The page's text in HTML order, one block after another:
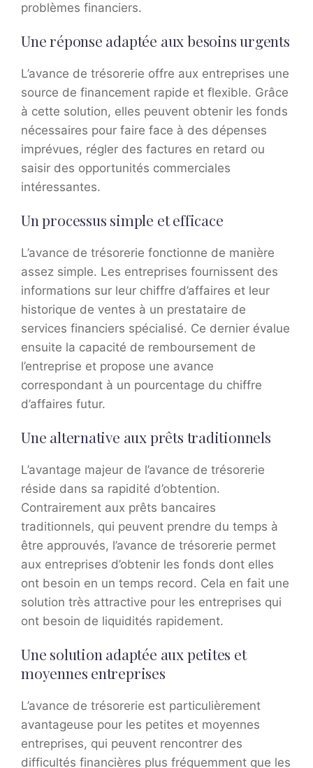
problèmes financiers.
Une réponse adaptée aux besoins urgents
L’avance de trésorerie offre aux entreprises une
source de financement rapide et flexible. Grâce
à cette solution, elles peuvent obtenir les fonds
nécessaires pour faire face à des dépenses
imprévues, régler des factures en retard ou
saisir des opportunités commerciales
intéressantes.
Un processus simple et efficace
L’avance de trésorerie fonctionne de manière
assez simple. Les entreprises fournissent des
informations sur leur chiffre d’affaires et leur
historique de ventes à un prestataire de
services financiers spécialisé. Ce dernier évalue
ensuite la capacité de remboursement de
l’entreprise et propose une avance
correspondant à un pourcentage du chiffre
d’affaires futur.
Une alternative aux prêts traditionnels
L’avantage majeur de l’avance de trésorerie
réside dans sa rapidité d’obtention.
Contrairement aux prêts bancaires
traditionnels, qui peuvent prendre du temps à
être approuvés, l’avance de trésorerie permet
aux entreprises d’obtenir les fonds dont elles
ont besoin en un temps record. Cela en fait une
solution très attractive pour les entreprises qui
ont besoin de liquidités rapidement.
Une solution adaptée aux petites et
moyennes entreprises
L’avance de trésorerie est particulièrement
avantageuse pour les petites et moyennes
entreprises, qui peuvent rencontrer des
difficultés financières plus fréquemment que les